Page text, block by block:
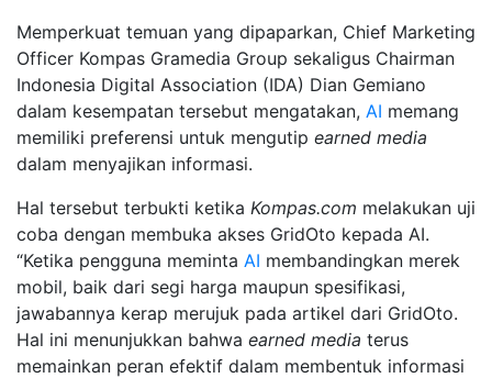
Memperkuat temuan yang dipaparkan, Chief Marketing
Officer Kompas Gramedia Group sekaligus Chairman
Indonesia Digital Association (IDA) Dian Gemiano
dalam kesempatan tersebut mengatakan, AI memang
memiliki preferensi untuk mengutip earned media
dalam menyajikan informasi.
Hal tersebut terbukti ketika Kompas.com melakukan uji
coba dengan membuka akses GridOto kepada AI.
“Ketika pengguna meminta AI membandingkan merek
mobil, baik dari segi harga maupun spesifikasi,
jawabannya kerap merujuk pada artikel dari GridOto.
Hal ini menunjukkan bahwa earned media terus
memainkan peran efektif dalam membentuk informasi